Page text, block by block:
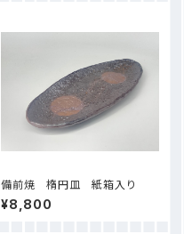
備前焼 楕円皿 紙箱入り
¥8,800